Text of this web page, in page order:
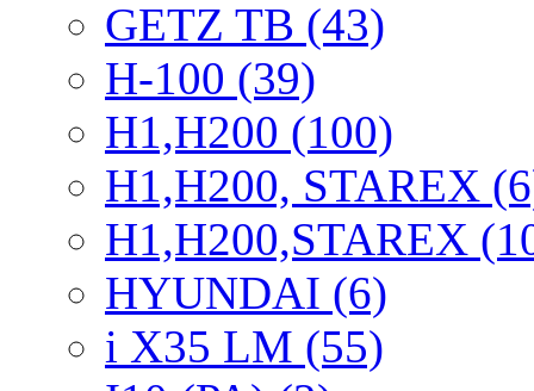
GETZ TB (43)
H-100 (39)
H1,H200 (100)
H1,H200, STAREX
H1,H200,STAREX
HYUNDAI (6)
i X35 LM (55)